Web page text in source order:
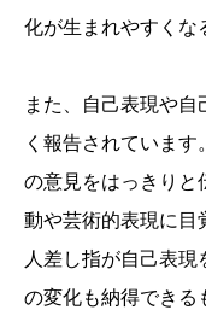
化が生まれやすくな
また、自己表現や
く報告されていま
の意見をはっきりと
動や芸術的表現に目
人差し指が自己表現
の変化も納得できる
誕生日ランキング 金